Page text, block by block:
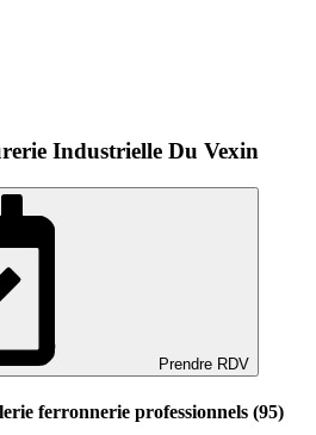
Industrielle Du Vexin
Prendre RDV
ferronnerie professionnels (95)